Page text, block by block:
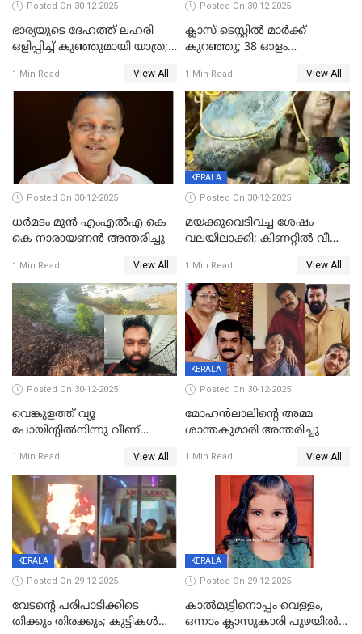
Posted On 30-12-2025
ഭാര്യയുടെ ദേഹത്ത് ലഹരി
ഒളിപ്പിച്ച് കുഞ്ഞുമായി യാത്ര;
പിടികൂടി പൊലീസ്
1 Min Read View All
Posted On 30-12-2025
ക്ലാസ് ടെസ്റ്റിൽ മാർക്ക്
കുറഞ്ഞു; 38 ഓളം
സെന്ററിലെ അധ്യാപകന്‍
മർദിച്ചതായി പരാതി
1 Min Read View All
Posted On 30-12-2025
ധർമടം മുൻ എംഎല്‍എ കെ
കെ നാരായണന്‍ അന്തരിച്ചു
1 Min Read View All
KERALA
Posted On 30-12-2025
മയക്കുവെടിവച്ച ശേഷം
വലയിലാക്കി; കിണറ്റിൽ വീണ
1 Min Read View All
Posted On 30-12-2025
വെങ്കുളത്ത് വ്യൂ
പോയിന്റിൽനിന്നു വീണ്
1 Min Read View All
KERALA
Posted On 30-12-2025
മോഹന്‍ലാലിന്‍റെ അമ്മ
ശാന്തകുമാരി അന്തരിച്ചു
1 Min Read View All
KERALA
Posted On 29-12-2025
വേടന്റെ പരിപാടിക്കിടെ
തിക്കും തിരക്കും; കുട്ടികള്‍
KERALA
Posted On 29-12-2025
കാൽമുട്ടിനൊപ്പം വെള്ളം,
ഒന്നാം ക്ലാസുകാരി പുഴയിൽ